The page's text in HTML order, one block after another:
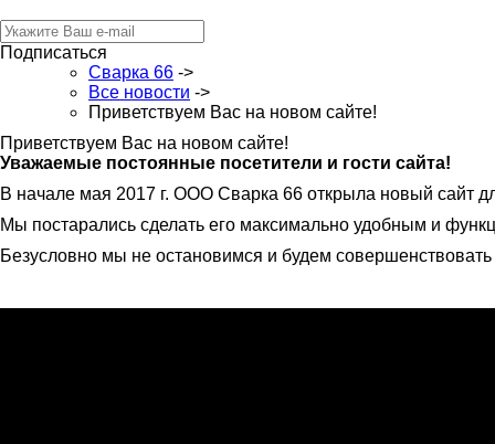
Подписаться
Сварка 66 ->
Все новости ->
Приветствуем Вас на новом сайте!
Приветствуем Вас на новом сайте!
Уважаемые постоянные посетители и гости сайта!
В начале мая 2017 г. ООО Сварка 66 открыла новый сайт
Мы постарались сделать его максимально удобным и
Безусловно мы не остановимся и будем